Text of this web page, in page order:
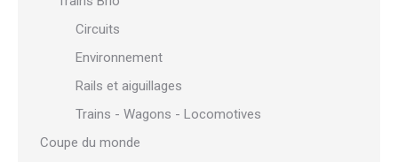
Circuits
Environnement
Rails et aiguillages
Trains - Wagons - Locomotives
Coupe du monde